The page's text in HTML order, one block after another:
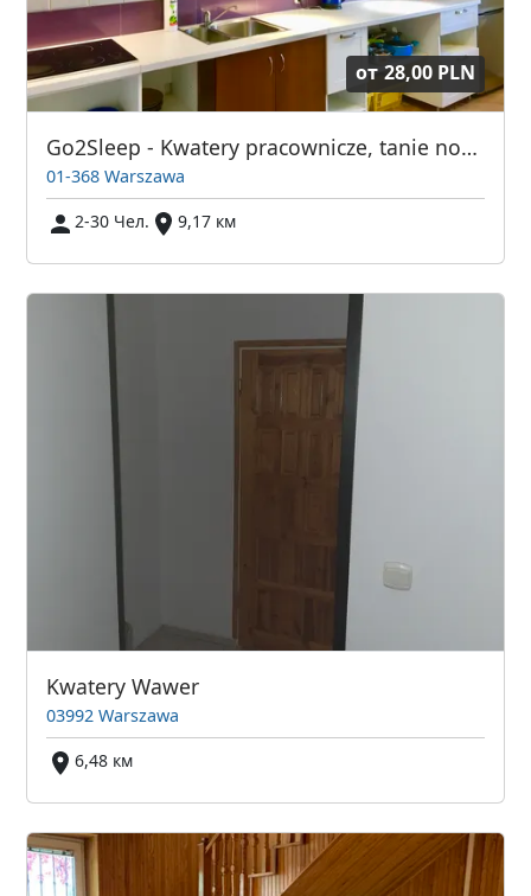
от 28,00 PLN
Go2Sleep - Kwatery pracownicze, tanie noclegi Warszawa
01-368 Warszawa
2-30 Чел.
9,17 км
Kwatery Wawer
03992 Warszawa
6,48 км